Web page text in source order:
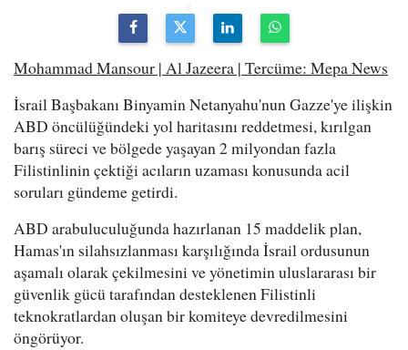
Mohammad Mansour | Al Jazeera | Tercüme: Mepa News
İsrail Başbakanı Binyamin Netanyahu'nun Gazze'ye ilişkin
ABD öncülüğündeki yol haritasını reddetmesi, kırılgan
barış süreci ve bölgede yaşayan 2 milyondan fazla
Filistinlinin çektiği acıların uzaması konusunda acil
soruları gündeme getirdi.
ABD arabuluculuğunda hazırlanan 15 maddelik plan,
Hamas'ın silahsızlanması karşılığında İsrail ordusunun
aşamalı olarak çekilmesini ve yönetimin uluslararası bir
güvenlik gücü tarafından desteklenen Filistinli
teknokratlardan oluşan bir komiteye devredilmesini
öngörüyor.